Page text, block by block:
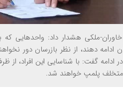
ملکی هشدار داد: واحدهایی که
ادامه دهند، از نظر بازرسان دور
ادامه گفت: با شناسایی این افراد،
پلمپ خواهند شد.